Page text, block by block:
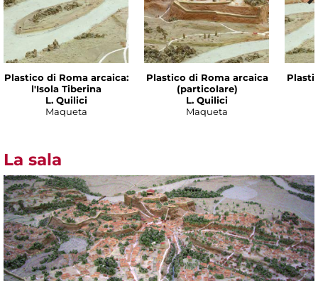
Plastico di Roma arcaica:
l'Isola Tiberina
L. Quilici
Maqueta
Plastico di Roma arcaica
(particolare)
L. Quilici
Maqueta
La sala